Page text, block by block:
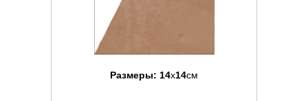
Размеры: 14x14см